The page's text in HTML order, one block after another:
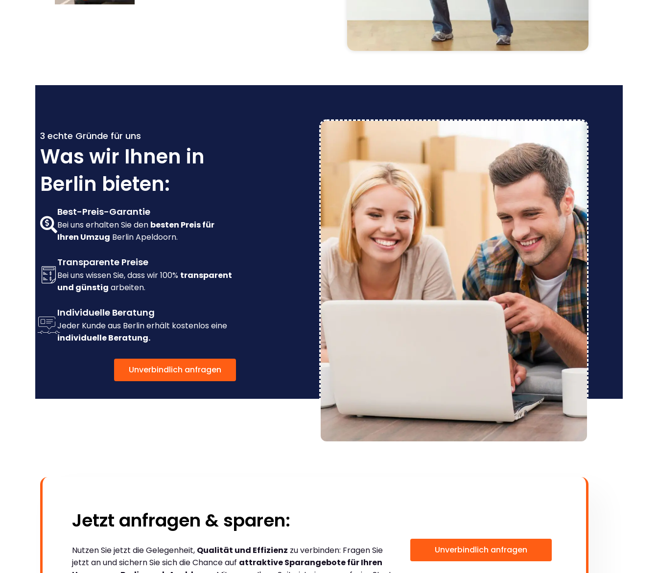
3 echte Gründe für uns
Was wir Ihnen in
Berlin bieten:
Best-Preis-Garantie
Bei uns erhalten Sie den besten Preis für
Ihren Umzug Berlin Apeldoorn.
Transparente Preise
Bei uns wissen Sie, dass wir 100% transparent
und günstig arbeiten.
Individuelle Beratung
Jeder Kunde aus Berlin erhält kostenlos eine
individuelle Beratung.
Unverbindlich anfragen
Jetzt anfragen & sparen:
Nutzen Sie jetzt die Gelegenheit, Qualität und Effizienz zu verbinden: Fragen Sie
jetzt an und sichern Sie sich die Chance auf attraktive Sparangebote für Ihren
Unverbindlich anfragen